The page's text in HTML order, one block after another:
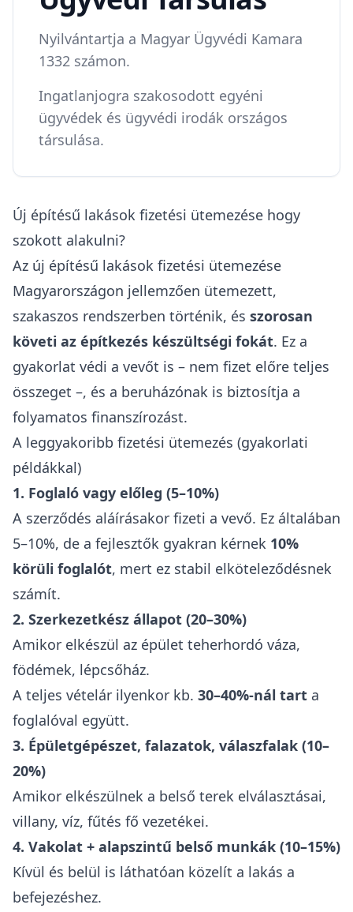
Nyilvántartja a Magyar Ügyvédi Kamara
1332 számon.
Ingatlanjogra szakosodott egyéni
ügyvédek és ügyvédi irodák országos
társulása.
Új építésű lakások fizetési ütemezése hogy
szokott alakulni?
Az új építésű lakások fizetési ütemezése
Magyarországon jellemzően ütemezett,
szakaszos rendszerben történik, és szorosan
követi az építkezés készültségi fokát. Ez a
gyakorlat védi a vevőt is – nem fizet előre teljes
összeget –, és a beruházónak is biztosítja a
folyamatos finanszírozást.
A leggyakoribb fizetési ütemezés (gyakorlati
példákkal)
1. Foglaló vagy előleg (5–10%)
A szerződés aláírásakor fizeti a vevő. Ez általában
5–10%, de a fejlesztők gyakran kérnek 10%
körüli foglalót, mert ez stabil elköteleződésnek
számít.
2. Szerkezetkész állapot (20–30%)
Amikor elkészül az épület teherhordó váza,
födémek, lépcsőház.
A teljes vételár ilyenkor kb. 30–40%-nál tart a
foglalóval együtt.
3. Épületgépészet, falazatok, válaszfalak (10–
20%)
Amikor elkészülnek a belső terek elválasztásai,
villany, víz, fűtés fő vezetékei.
4. Vakolat + alapszintű belső munkák (10–15%)
Kívül és belül is láthatóan közelít a lakás a
befejezéshez.